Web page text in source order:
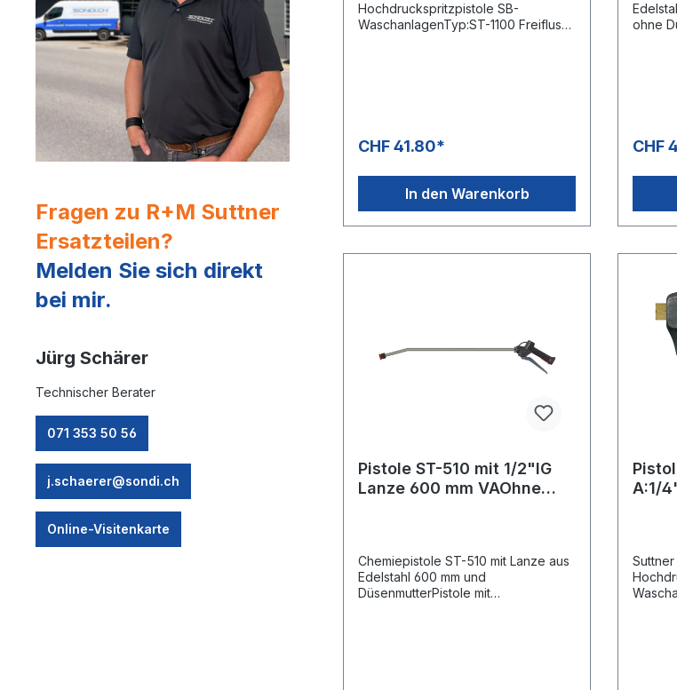
Fragen zu R+M Suttner
Ersatzteilen?
Melden Sie sich direkt
bei mir.
Jürg Schärer
Technischer Berater
071 353 50 56
j.schaerer@sondi.ch
Online-Visitenkarte
Hochdruckspritzpistole SB-
WaschanlagenTyp:ST-1100 Freifluss,
CHF 41.80*
In den Warenkorb
ohne
CHF
Pistole ST-510 mit 1/2"IG
Lanze 600 mm VAOhne
Chemiepistole ST-510 mit Lanze aus
Edelstahl 600 mm und
DüsenmutterPistole mit
A:1/